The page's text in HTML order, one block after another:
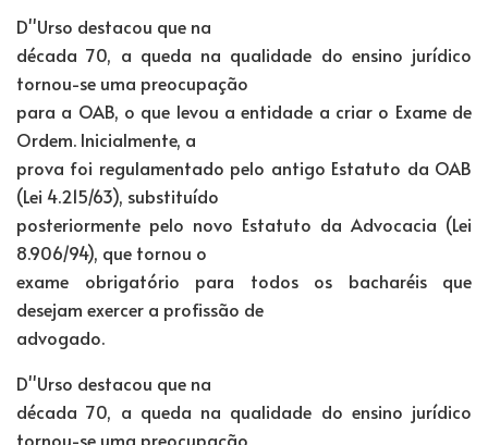
D''Urso destacou que na
década 70, a queda na qualidade do ensino jurídico
tornou-se uma preocupação
para a OAB, o que levou a entidade a criar o Exame de
Ordem. Inicialmente, a
prova foi regulamentado pelo antigo Estatuto da OAB
(Lei 4.215/63), substituído
posteriormente pelo novo Estatuto da Advocacia (Lei
8.906/94), que tornou o
exame obrigatório para todos os bacharéis que
desejam exercer a profissão de
advogado.
D''Urso destacou que na
década 70, a queda na qualidade do ensino jurídico
tornou-se uma preocupação